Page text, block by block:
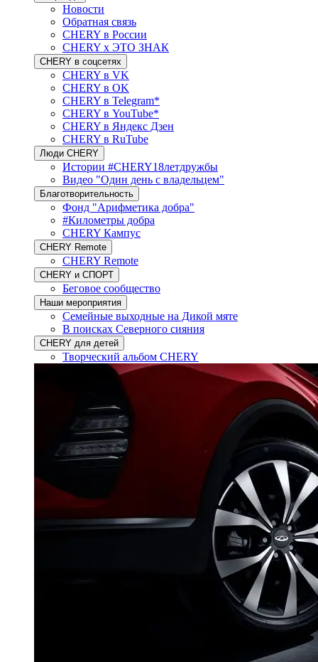
Новости
Обратная связь
CHERY в России
CHERY x ЭТО ЗНАК
CHERY в соцсетях
CHERY в VK
CHERY в OK
CHERY в Telegram*
CHERY в YouTube*
CHERY в Яндекс Дзен
CHERY в RuTube
Люди CHERY
Истории #CHERY18летдружбы
Видео "Один день с владельцем"
Благотворительность
Фонд "Арифметика добра"
#Километры добра
CHERY Кампус
CHERY Remote
CHERY Remote
CHERY и СПОРТ
Беговое сообщество
Наши мероприятия
Семейные выходные на Дикой мяте
В поисках Северного сияния
CHERY для детей
Творческий альбом CHERY